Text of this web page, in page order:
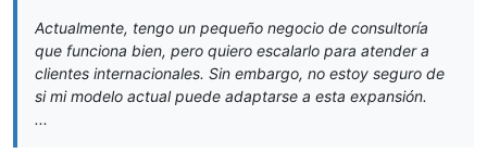
Actualmente, tengo un pequeño negocio de consultoría
que funciona bien, pero quiero escalarlo para atender a
clientes internacionales. Sin embargo, no estoy seguro de
si mi modelo actual puede adaptarse a esta expansión.
...